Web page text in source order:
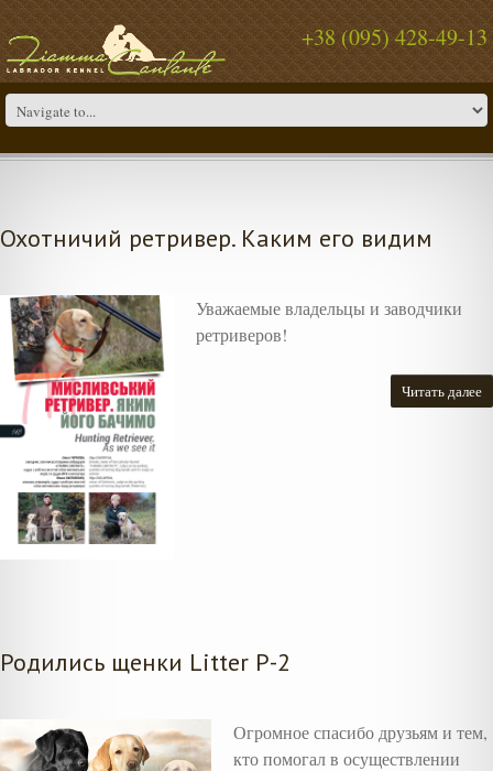
+38 (095) 428-49-13
Охотничий ретривер. Каким его видим
Уважаемые владельцы и заводчики
ретриверов!
Читать далее
Родились щенки Litter P-2
Огромное спасибо друзьям и тем,
кто помогал в осуществлении